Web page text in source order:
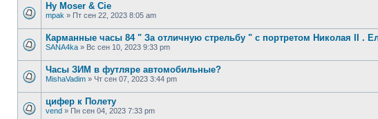
Hy Moser & Cie
mpak » Пт сен 22, 2023 8:05 am
Карманные часы 84 " За отличную стрельбу " с портретом Николая II .
SANA4ka » Вс сен 10, 2023 9:33 pm
Часы ЗИМ в футляре автомобильные?
MishaVadim » Чт сен 07, 2023 3:44 pm
цифер к Полету
vend » Пн сен 04, 2023 7:33 pm